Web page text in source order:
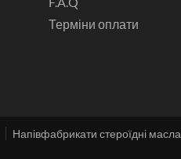
Терміни оплати
Напівфабрикати стероїдні масла